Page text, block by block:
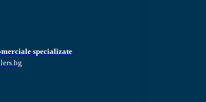
specializate